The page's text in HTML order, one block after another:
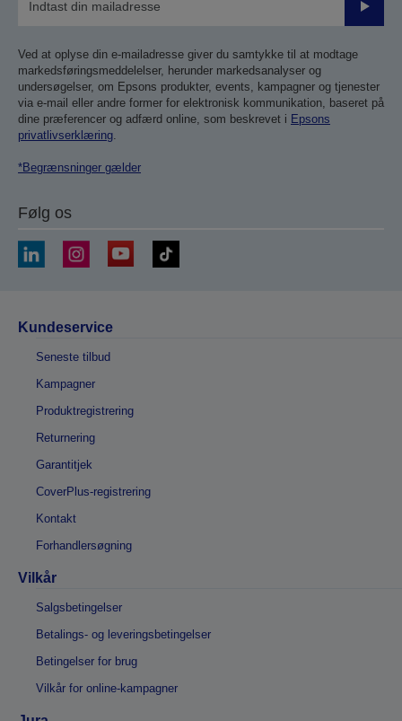
Send
Ved at oplyse din e-mailadresse giver du samtykke til at modtage
markedsføringsmeddelelser, herunder markedsanalyser og
undersøgelser, om Epsons produkter, events, kampagner og tjenester
via e-mail eller andre former for elektronisk kommunikation, baseret på
dine præferencer og adfærd online, som beskrevet i Epsons
privatlivserklæring.
*Begrænsninger gælder
Følg os
Kundeservice
Seneste tilbud
Kampagner
Produktregistrering
Returnering
Garantitjek
CoverPlus-registrering
Kontakt
Forhandlersøgning
Vilkår
Salgsbetingelser
Betalings- og leveringsbetingelser
Betingelser for brug
Vilkår for online-kampagner